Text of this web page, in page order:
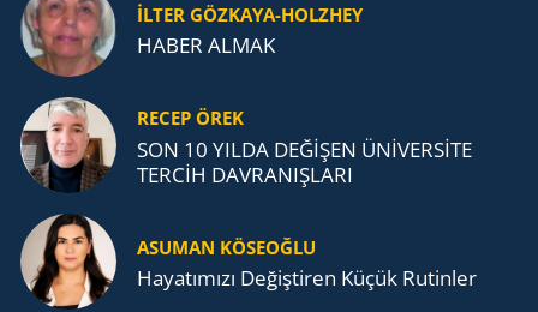
İLTER GÖZKAYA-HOLZHEY
HABER ALMAK
RECEP ÖREK
SON 10 YILDA DEĞİŞEN ÜNİVERSİTE
TERCİH DAVRANIŞLARI
ASUMAN KÖSEOĞLU
Ha­ya­tı­mı­zı De­ğiş­ti­ren Küçük Ru­tin­ler